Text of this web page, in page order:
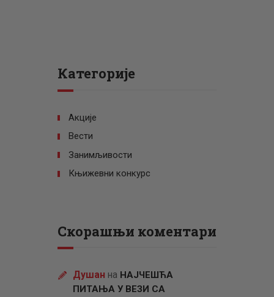
Категорије
Акције
Вести
Занимљивости
Књижевни конкурс
Скорашњи коментари
Душан на НАЈЧЕШЋА
ПИТАЊА У ВЕЗИ СА